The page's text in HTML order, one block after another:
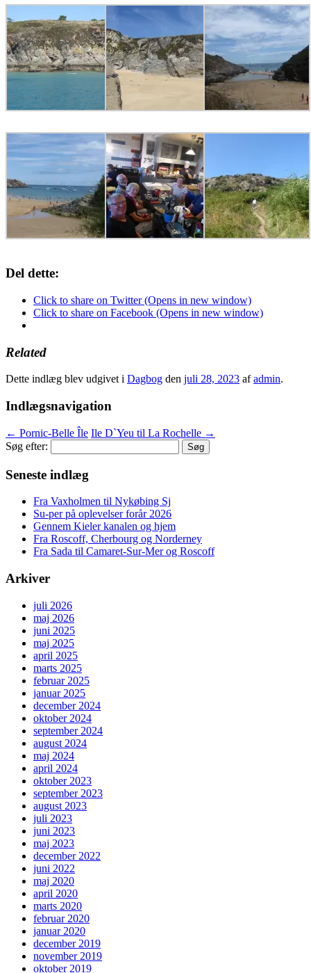
Del dette:
Click to share on Twitter (Opens in new window)
Click to share on Facebook (Opens in new window)
Related
Dette indlæg blev udgivet i Dagbog den juli 28, 2023 afadmin.
Indlægsnavigation
← Pornic-Belle Île Ile D`Yeu til La Rochelle →
Søg efter:
Seneste indlæg
Fra Vaxholmen til Nykøbing Sj
Su-per på oplevelser forår 2026
Gennem Kieler kanalen og hjem
Fra Roscoff, Cherbourg og Norderney
Fra Sada til Camaret-Sur-Mer og Roscoff
Arkiver
juli 2026
maj 2026
juni 2025
maj 2025
april 2025
marts 2025
februar 2025
januar 2025
december 2024
oktober 2024
september 2024
august 2024
maj 2024
april 2024
oktober 2023
september 2023
august 2023
juli 2023
juni 2023
maj 2023
december 2022
juni 2022
maj 2020
april 2020
marts 2020
februar 2020
januar 2020
december 2019
november 2019
oktober 2019